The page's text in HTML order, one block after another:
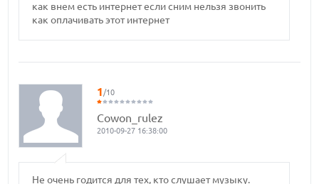
как внем есть интернет если сним нельзя звонить
как оплачивать этот интернет
1/10
Cowon_rulez
2010-09-27 16:38:00
Не очень годится для тех, кто слушает музыку.